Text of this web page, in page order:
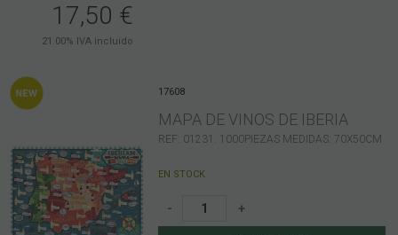
17,50 €
21.00% IVA incluido
17608
MAPA DE VINOS DE IBERIA
REF: 01231. 1000PIEZAS MEDIDAS: 70X50CM
EN STOCK
- +